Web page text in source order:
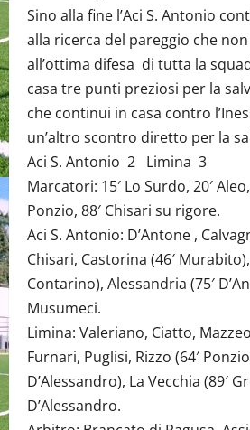
Sino alla fine l’Aci S. Antonio
alla ricerca del pareggio che
all’ottima difesa di tutta la
casa tre punti preziosi per la
che continui in casa contro
un’altro scontro diretto per la
Aci S. Antonio 2 Limina 3
Marcatori: 15′ Lo Surdo, 20′
Ponzio, 88′ Chisari su rigore.
Aci S. Antonio: D’Antone ,
Chisari, Castorina (46′
Contarino), Alessandria (75′
Musumeci.
Limina: Valeriano, Ciatto,
Furnari, Puglisi, Rizzo (64′
D’Alessandro), La Vecchia (89′
D’Alessandro.